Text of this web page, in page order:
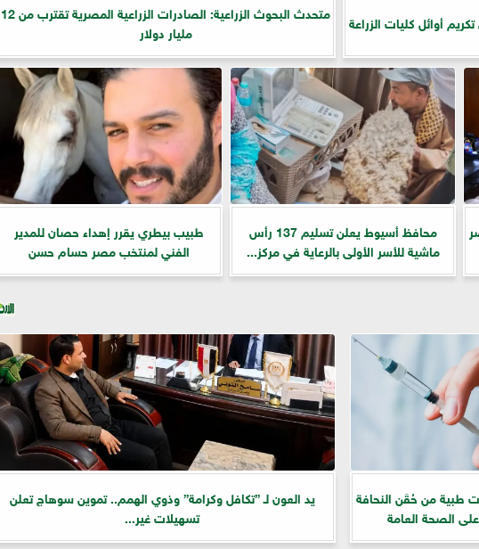
متحدث البحوث الزراعية: الصادرات الزراعية المصرية تقترب من 12
مليار دولار
محافظ أسيوط يعلن تسليم 137 رأس
ماشية للأسر الأولى بالرعاية في مركز...
طبيب بيطري يقرر إهداء حصان للمدير
الفني لمنتخب مصر حسام حسن
يد العون لـ ”تكافل وكرامة” وذوي الهمم.. تموين سوهاج تعلن
تسهيلات غير...
طبية من حُقَن النحافة
على الصحة العامة